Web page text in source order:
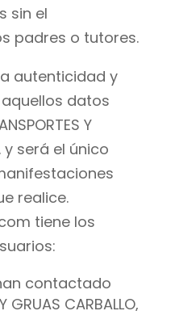
sin el
padres o tutores.
autenticidad y
datos
Y
y será el único
realice.
tiene los
contactado
GRUAS CARBALLO,